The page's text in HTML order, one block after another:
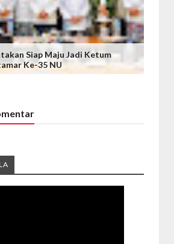
Siap Maju Jadi Ketum
Ke-35 NU